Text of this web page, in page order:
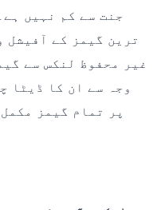
جنت سے کم نہیں
ترین گیمز کے آفیشل
غیر محفوظ لنکس سے
وجہ سے ان کا ڈیٹا